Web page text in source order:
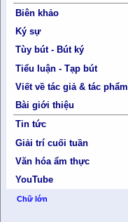
Biên khảo
Ký sự
Tùy bút - Bút ký
Tiểu luận - Tạp bút
Viết về tác giả & tác phẩm
Bài giới thiệu
Tin tức
Giải trí cuối tuần
Văn hóa ẩm thực
YouTube
Chữ lớn